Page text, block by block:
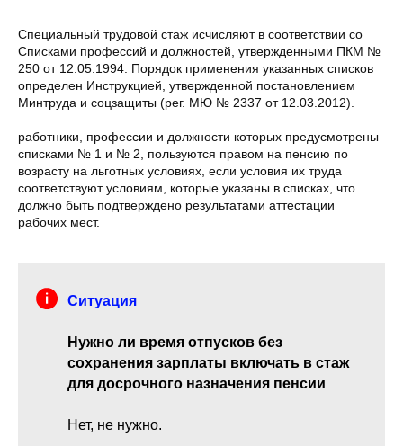
Специальный трудовой стаж исчисляют в соответствии со
Списками профессий и должностей, утвержденными ПКМ №
250 от 12.05.1994. Порядок применения указанных списков
определен Инструкцией, утвержденной постановлением
Минтруда и соцзащиты (рег. МЮ № 2337 от 12.03.2012).
работники, профессии и должности которых предусмотрены
списками № 1 и № 2, пользуются правом на пенсию по
возрасту на льготных условиях, если условия их труда
соответствуют условиям, которые указаны в списках, что
должно быть подтверждено результатами аттестации
рабочих мест.
Ситуация
Нужно ли время отпусков без
сохранения зарплаты включать в стаж
для досрочного назначения пенсии
Нет, не нужно.